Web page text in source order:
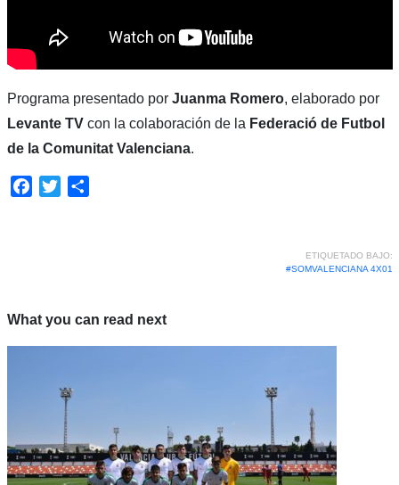
Programa presentado por Juanma Romero, elaborado por
Levante TV con la colaboración de la Federació de Futbol
de la Comunitat Valenciana.
Facebook
Twitter
ETIQUETADO BAJO:
#SOMVALENCIANA 4X01
What you can read next